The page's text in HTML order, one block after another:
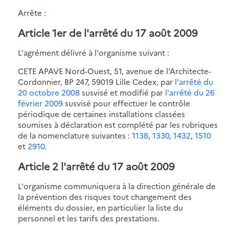
Arrête :
Article 1er de l'arrêté du 17 août 2009
L'agrément délivré à l'organisme suivant :
CETE APAVE Nord-Ouest, 51, avenue de l'Architecte-
Cordonnier, BP 247, 59019 Lille Cedex, par l'arrêté du
20 octobre 2008susvisé et modifié par l'arrêté du 26
février 2009susvisé pour effectuer le contrôle
périodique de certaines installations classées
soumises à déclaration est complété par les rubriques
de la nomenclature suivantes : 1138,1330,1432,1510
et 2910.
Article 2 l'arrêté du 17 août 2009
L'organisme communiquera à la direction générale de
la prévention des risques tout changement des
éléments du dossier, en particulier la liste du
personnel et les tarifs des prestations.